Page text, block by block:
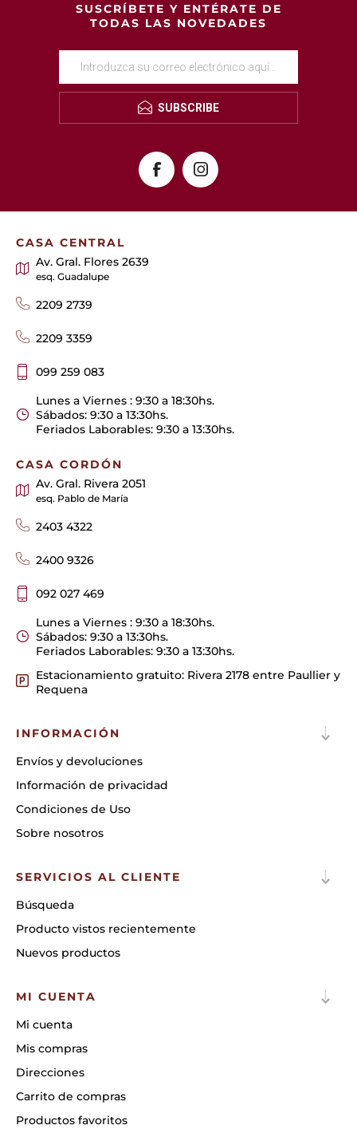
SUSCRÍBETE Y ENTÉRATE DE
TODAS LAS NOVEDADES
SUBSCRIBE
CASA CENTRAL
Av. Gral. Flores 2639
esq. Guadalupe
2209 2739
2209 3359
099 259 083
Lunes a Viernes : 9:30 a 18:30hs.
Sábados: 9:30 a 13:30hs.
Feriados Laborables: 9:30 a 13:30hs.
CASA CORDÓN
Av. Gral. Rivera 2051
esq. Pablo de María
2403 4322
2400 9326
092 027 469
Lunes a Viernes : 9:30 a 18:30hs.
Sábados: 9:30 a 13:30hs.
Feriados Laborables: 9:30 a 13:30hs.
Estacionamiento gratuito: Rivera 2178 entre Paullier y
Requena
INFORMACIÓN
Envíos y devoluciones
Información de privacidad
Condiciones de Uso
Sobre nosotros
SERVICIOS AL CLIENTE
Búsqueda
Producto vistos recientemente
Nuevos productos
MI CUENTA
Mi cuenta
Mis compras
Direcciones
Carrito de compras
Productos favoritos